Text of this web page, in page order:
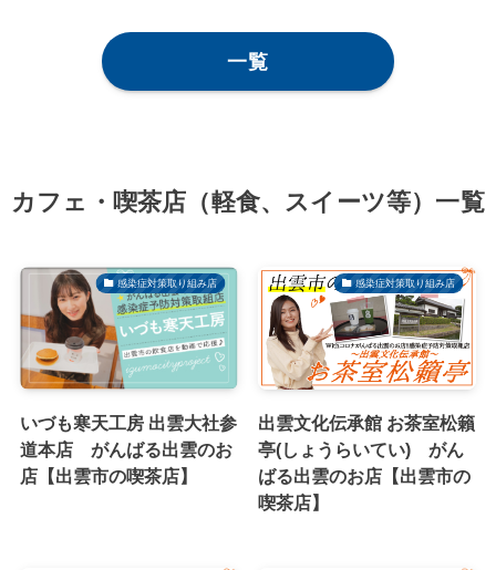
一覧
カフェ・喫茶店（軽食、スイーツ等）一覧
感染症対策取り組み店
いづも寒天工房 出雲大社参
道本店 がんばる出雲のお
店【出雲市の喫茶店】
感染症対策取り組み店
出雲文化伝承館 お茶室松籟
亭(しょうらいてい) がん
ばる出雲のお店【出雲市の
喫茶店】